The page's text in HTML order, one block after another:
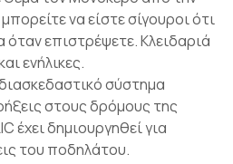
να είστε σίγουροι ότι
όταν επιστρέψετε. Κλειδαριά
ενήλικες.
σύστημα
στους δρόμους της
έχει δημιουργηθεί για
του ποδηλάτου.